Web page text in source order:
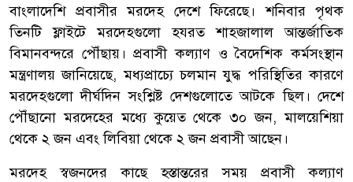
বাংলাদেশি প্রবাসীর মরদেহ দেশে ফিরেছে। শনিবার পৃথক
তিনটি ফ্লাইটে মরদেহগুলো হযরত শাহজালাল আন্তর্জাতিক
বিমানবন্দরে পৌঁছায়। প্রবাসী কল্যাণ ও বৈদেশিক কর্মসংস্থান
মন্ত্রণালয় জানিয়েছে, মধ্যপ্রাচ্যে চলমান যুদ্ধ পরিস্থিতির কারণে
মরদেহগুলো দীর্ঘদিন সংশ্লিষ্ট দেশগুলোতে আটকে ছিল। দেশে
পৌঁছানো মরদেহের মধ্যে কুয়েত থেকে ৩০ জন, মালয়েশিয়া
থেকে ২ জন এবং লিবিয়া থেকে ২ জন প্রবাসী আছেন।
মরদেহ স্বজনদের কাছে হস্তান্তরের সময় প্রবাসী কল্যাণ